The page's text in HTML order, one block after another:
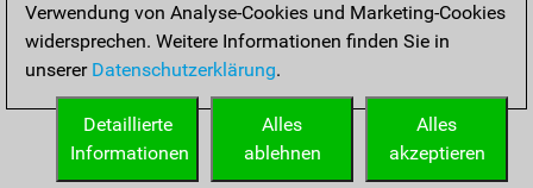
Startseite
Verwendung von Analyse-Cookies und Marketing-Cookies
widersprechen. Weitere Informationen finden Sie in
unserer Datenschutzerklärung.
Alles
akzeptieren
Alles
ablehnen
Detaillierte
Informationen